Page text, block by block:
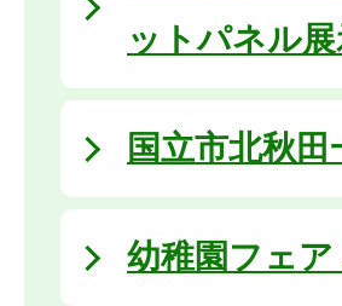
ットパネル
国立市北秋
幼稚園フェ